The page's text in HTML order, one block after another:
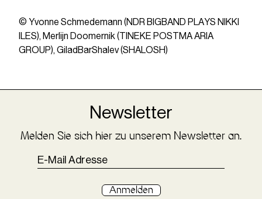
© Yvonne Schmedemann (NDR BIGBAND PLAYS NIKKI
ILES), Merlijn Doomernik (TINEKE POSTMA ARIA
GROUP), GiladBarShalev (SHALOSH)
Newsletter
Melden Sie sich hier zu unserem Newsletter an.
Anmelden